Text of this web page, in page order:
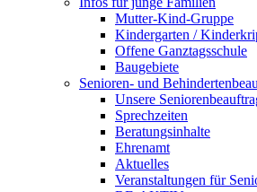
Mutter-Kind-Gruppe
Kindergarten /
Offene Ganztagsschule
Baugebiete
Senioren- und
Unsere
Sprechzeiten
Beratungsinhalte
Ehrenamt
Aktuelles
Veranstaltungen für